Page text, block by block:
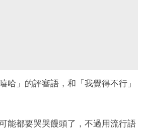
哈」的評審語，和「我覺得不行」
能都要哭哭饅頭了，不過用流行語